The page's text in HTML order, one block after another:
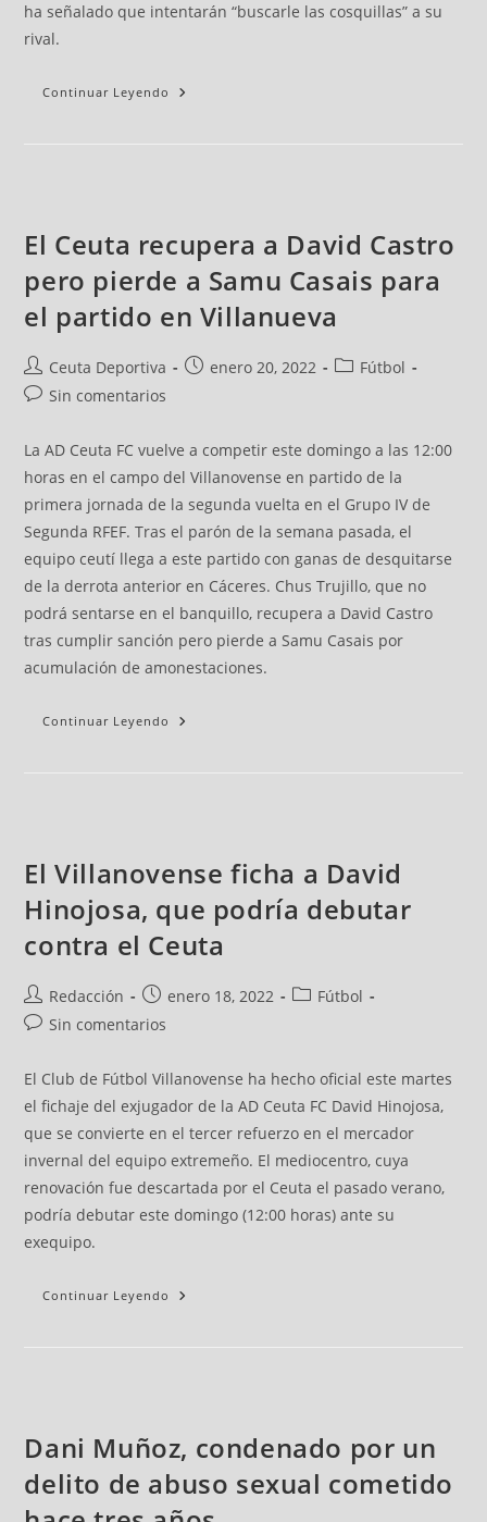
ha señalado que intentarán “buscarle las cosquillas” a su
rival.
Continuar Leyendo
El Ceuta recupera a David Castro
pero pierde a Samu Casais para
el partido en Villanueva
Ceuta Deportiva enero 20, 2022
Fútbol
Sin comentarios
La AD Ceuta FC vuelve a competir este domingo a las 12:00
horas en el campo del Villanovense en partido de la
primera jornada de la segunda vuelta en el Grupo IV de
Segunda RFEF. Tras el parón de la semana pasada, el
equipo ceutí llega a este partido con ganas de desquitarse
de la derrota anterior en Cáceres. Chus Trujillo, que no
podrá sentarse en el banquillo, recupera a David Castro
tras cumplir sanción pero pierde a Samu Casais por
acumulación de amonestaciones.
Continuar Leyendo
El Villanovense ficha a David
Hinojosa, que podría debutar
contra el Ceuta
Redacción enero 18, 2022
Fútbol
Sin comentarios
El Club de Fútbol Villanovense ha hecho oficial este martes
el fichaje del exjugador de la AD Ceuta FC David Hinojosa,
que se convierte en el tercer refuerzo en el mercador
invernal del equipo extremeño. El mediocentro, cuya
renovación fue descartada por el Ceuta el pasado verano,
podría debutar este domingo (12:00 horas) ante su
exequipo.
Continuar Leyendo
Dani Muñoz, condenado por un
delito de abuso sexual cometido